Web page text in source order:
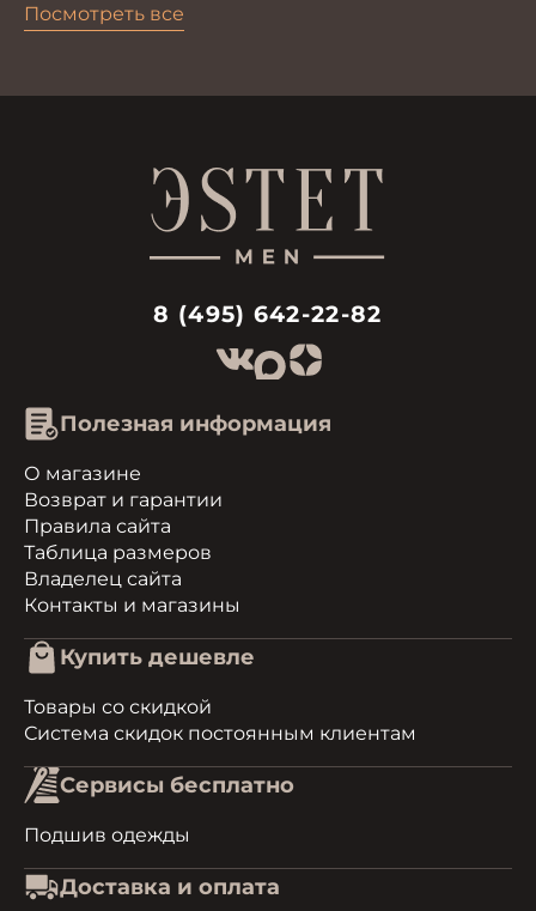
Посмотреть все
8 (495) 642-22-82
Полезная информация
О магазине
Возврат и гарантии
Правила сайта
Таблица размеров
Владелец сайта
Контакты и магазины
Купить дешевле
Товары со скидкой
Система скидок постоянным клиентам
Сервисы бесплатно
Подшив одежды
Доставка и оплата